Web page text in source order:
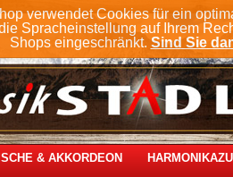
verwendet Cookies für ein
Spracheinstellung auf Ihrem
Shops eingeschränkt. Sind Sie
& AKKORDEON